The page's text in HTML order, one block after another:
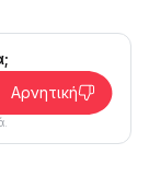
Αρνητική